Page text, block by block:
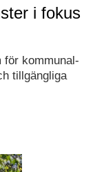
i fokus
för kommunal-
tillgängliga